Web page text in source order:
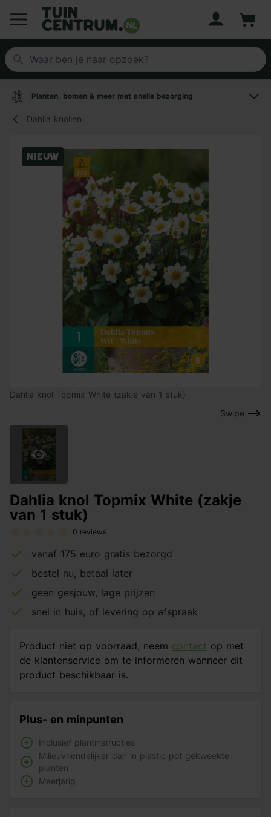
Logo Tuincentrum.nl
Planten, bomen & meer met snelle bezorging
Dahlia knollen
Swipe
Nieuw
Dahlia knol Topmix White (zakje van 1 stuk)
Dahlia knol Topmix White (zakje
van 1 stuk)
0 reviews
vanaf 175 euro gratis bezorgd
bestel nu, betaal later
geen gesjouw, lage prijzen
snel in huis, of levering op afspraak
Product niet op voorraad, neem contact op met
de klantenservice om te informeren wanneer dit
product beschikbaar is.
Plus- en minpunten
Inclusief plantinstructies
Milieuvriendelijker dan in plastic pot gekweekte
planten
Meerjarig